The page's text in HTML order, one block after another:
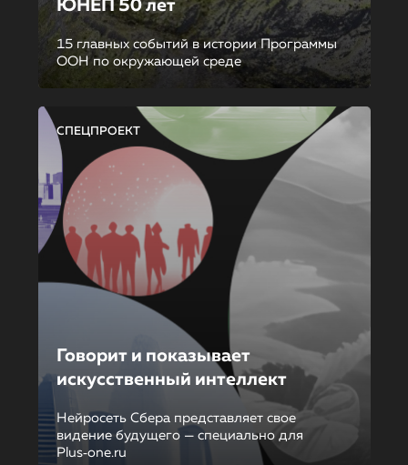
ЮНЕП 50 лет
15 главных событий в истории Программы
ООН по окружающей среде
СПЕЦПРОЕКТ
Говорит и показывает
искусственный интеллект
Нейросеть Сбера представляет свое
видение будущего — специально для
Plus‑one.ru